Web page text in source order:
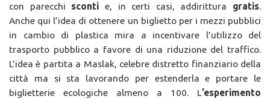
con parecchi sconti e, in certi casi, addirittura gratis.
Anche qui l’idea di ottenere un biglietto per i mezzi pubblici
in cambio di plastica mira a incentivare l’utilizzo del
trasporto pubblico a favore di una riduzione del traffico.
L’idea è partita a Maslak, celebre distretto finanziario della
città ma si sta lavorando per estenderla e portare le
biglietterie ecologiche almeno a 100. L’esperimento